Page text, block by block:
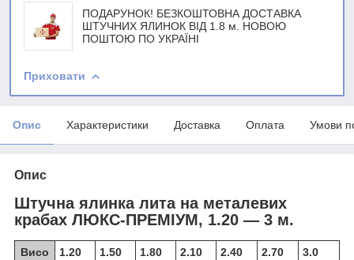
ПОДАРУНОК! БЕЗКОШТОВНА ДОСТАВКА
ШТУЧНИХ ЯЛИНОК ВІД 1.8 м. НОВОЮ
ПОШТОЮ ПО УКРАЇНІ
Приховати
Опис Характеристики Доставка Оплата Умови
Опис
Штучна ялинка лита на металевих
крабах ЛЮКС-ПРЕМІУМ, 1.20 ― 3 м.
Висо
1.20 1.50 1.80 2.10 2.40 2.70 3.0